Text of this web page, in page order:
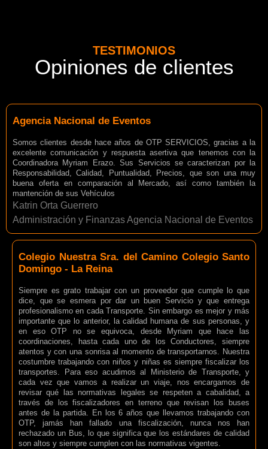
TESTIMONIOS
Opiniones de clientes
Agencia Nacional de Eventos
Somos clientes desde hace años de OTP SERVICIOS, gracias a la
excelente comunicación y respuesta asertiva que tenemos con la
Coordinadora Myriam Erazo. Sus Servicios se caracterizan por la
Responsabilidad, Calidad, Puntualidad, Precios, que son una muy
buena oferta en comparación al Mercado, así como también la
mantención de sus Vehículos
Katrin Orta Guerrero
Administración y Finanzas Agencia Nacional de Eventos
Colegio Nuestra Sra. del Camino Colegio Santo
Domingo - La Reina
Siempre es grato trabajar con un proveedor que cumple lo que
dice, que se esmera por dar un buen Servicio y que entrega
profesionalismo en cada Transporte. Sin embargo es mejor y más
importante que lo anterior, la calidad humana de sus personas, y
en eso OTP no se equivoca, desde Myriam que hace las
coordinaciones, hasta cada uno de los Conductores, siempre
atentos y con una sonrisa al momento de transportarnos. Nuestra
costumbre trabajando con niños y niñas es siempre fiscalizar los
transportes. Para eso acudimos al Ministerio de Transporte, y
cada vez que vamos a realizar un viaje, nos encargamos de
revisar qué las normativas legales se respeten a cabalidad, a
través de los fiscalizadores en terreno que revisan los buses
antes de la partida. En los 6 años que llevamos trabajando con
OTP, jamás han fallado una fiscalización, nunca nos han
rechazado un Bus, lo que significa que los estándares de calidad
son altos y siempre cumplen con las normativas vigentes.